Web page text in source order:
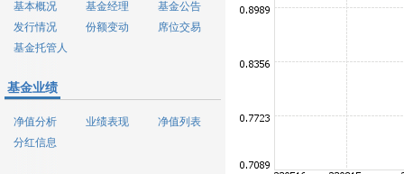
基本概况 基金经理
基金公告
发行情况
份额变动
席位交易
基金托管人
基金业绩
净值分析 业绩表现
净值列表
分红信息